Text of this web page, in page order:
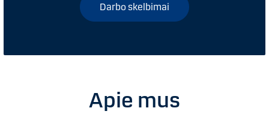
Darbo skelbimai
Apie mus